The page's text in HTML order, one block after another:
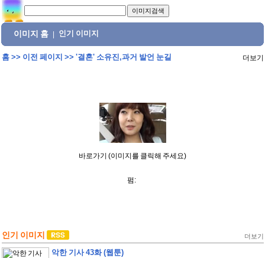
이미지 홈 인기 이미지
홈>> 이전 페이지 >> '결혼' 소유진,과거 발언 눈길 더보기
바로가기 (이미지를 클릭해 주세요)
펌:
인기 이미지 더보기
악한 기사 43화 (웹툰)